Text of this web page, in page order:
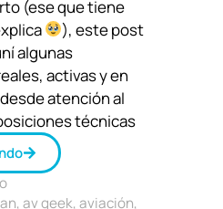
(ese que tiene
), este post
algunas
activas y en
atención al
técnicas
, av geek, aviación,